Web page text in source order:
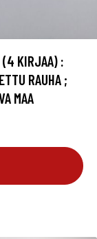
(4 KIRJAA) :
RAUHA ;
MAA